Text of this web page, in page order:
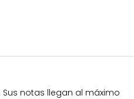
notas llegan al máximo